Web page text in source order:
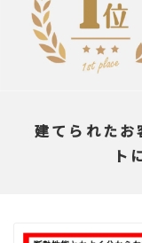
建てられた
ト